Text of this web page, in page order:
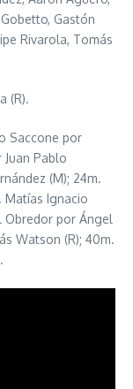
Gastón
Rivarola, Tomás
(R).
Saccone por
Juan Pablo
(M); 24m.
Matías Ignacio
Obredor por Ángel
Watson (R); 40m.